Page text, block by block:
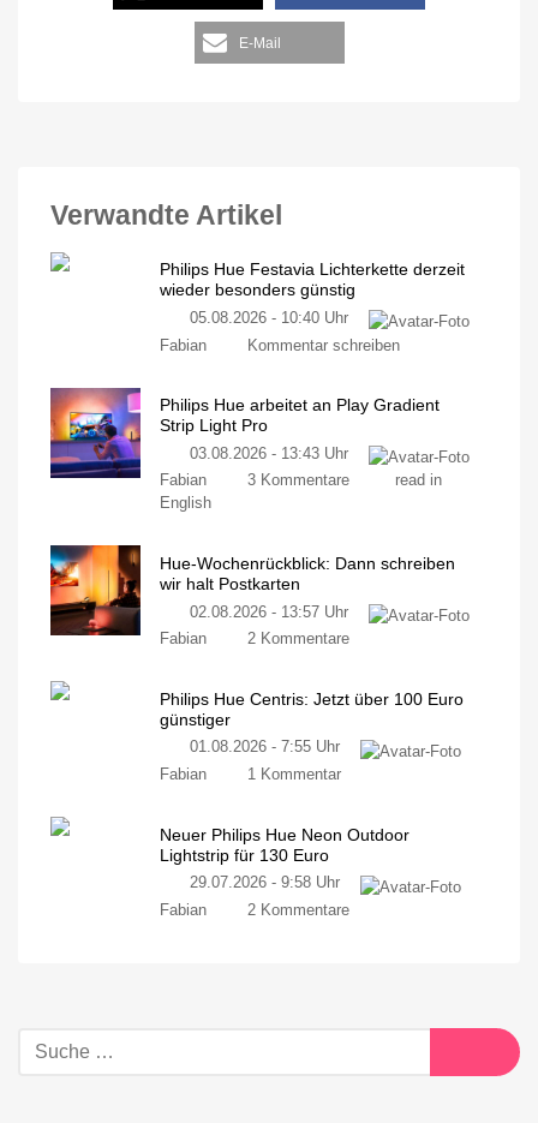
E-Mail
Verwandte Artikel
Philips Hue Festavia Lichterkette derzeit
wieder besonders günstig
05.08.2026 - 10:40 Uhr
Fabian
Kommentar schreiben
Philips Hue arbeitet an Play Gradient
Strip Light Pro
03.08.2026 - 13:43 Uhr
Fabian
3 Kommentare
read in
English
Hue-Wochenrückblick: Dann schreiben
wir halt Postkarten
02.08.2026 - 13:57 Uhr
Fabian
2 Kommentare
Philips Hue Centris: Jetzt über 100 Euro
günstiger
01.08.2026 - 7:55 Uhr
Fabian
1 Kommentar
Neuer Philips Hue Neon Outdoor
Lightstrip für 130 Euro
29.07.2026 - 9:58 Uhr
Fabian
2 Kommentare